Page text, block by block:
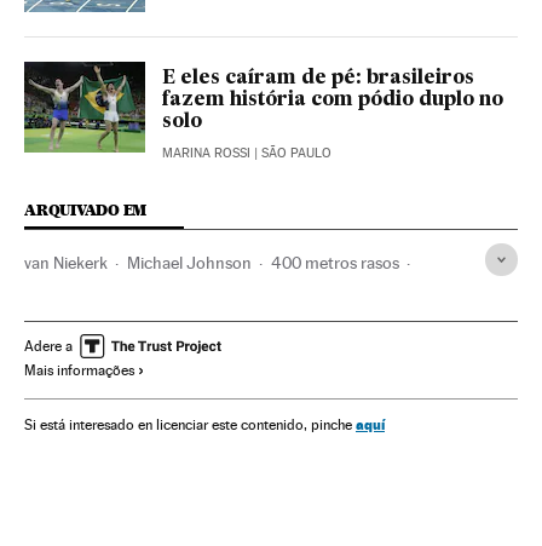
E eles caíram de pé: brasileiros
fazem história com pódio duplo no
solo
MARINA ROSSI | SÃO PAULO
ARQUIVADO EM
van Niekerk Michael Johnson 400 metros rasos
África meridional Estado Rio de Janeiro
Jogos Olímpicos
África Competições América do Sul América Latina
Adere a
Mais informações
Si está interesado en licenciar este contenido, pinche aquí